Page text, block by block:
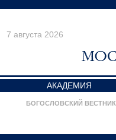
7 августа 2026
АКАДЕМИЯ
БОГОСЛОВСКИЙ ВЕСТНИК